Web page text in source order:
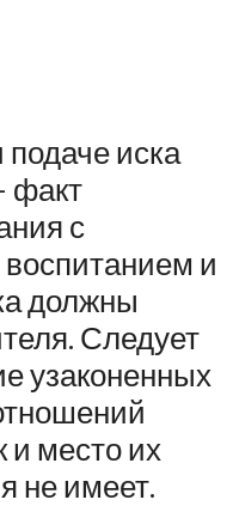
иска
факт
с
и
должны
Следует
узаконенных
и место их
не имеет.